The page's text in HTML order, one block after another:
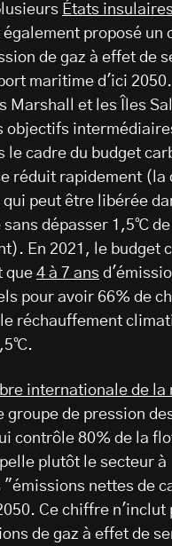
États
également proposé un
de gaz à effet de
maritime d'ici
Marshall et les Îles
objectifs
le cadre du budget
réduit rapidement (la
qui peut être libérée
sans dépasser 1,5℃ de
En 2021, le budget
que 4 à 7 ans
pour avoir 66% de
réchauffement
internationale de la
groupe de pression
contrôle 80% de la
plutôt le secteur à
nettes de
Ce chiffre n'inclut
de gaz à effet de